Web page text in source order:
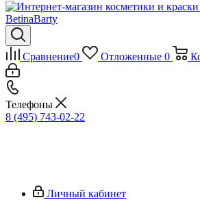
Сравнение0 Отложенные 0
Телефоны
8 (495) 743-02-22
Личный кабинет